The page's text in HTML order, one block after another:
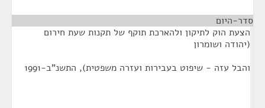
סדר-היום
הצעת הוק לתיקון ולהארכת תוקף של תקנות שעת חירום
(יהודה ושומרון
והבל עזה - שיפוט בעבירות ועזרה משפטית), התשנ"ב-1991